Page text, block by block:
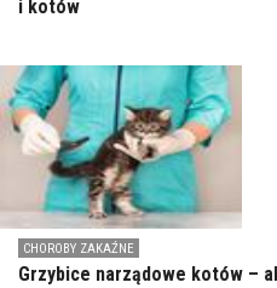
i kotów
CHOROBY ZAKAŹNE
Grzybice narządowe kotów –